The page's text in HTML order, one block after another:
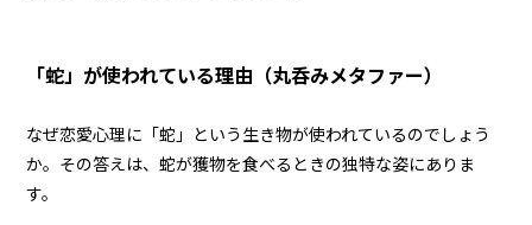
「蛇」が使われている理由（丸呑みメタファー）
なぜ恋愛心理に「蛇」という生き物が使われているのでしょう
か。その答えは、蛇が獲物を食べるときの独特な姿にありま
す。